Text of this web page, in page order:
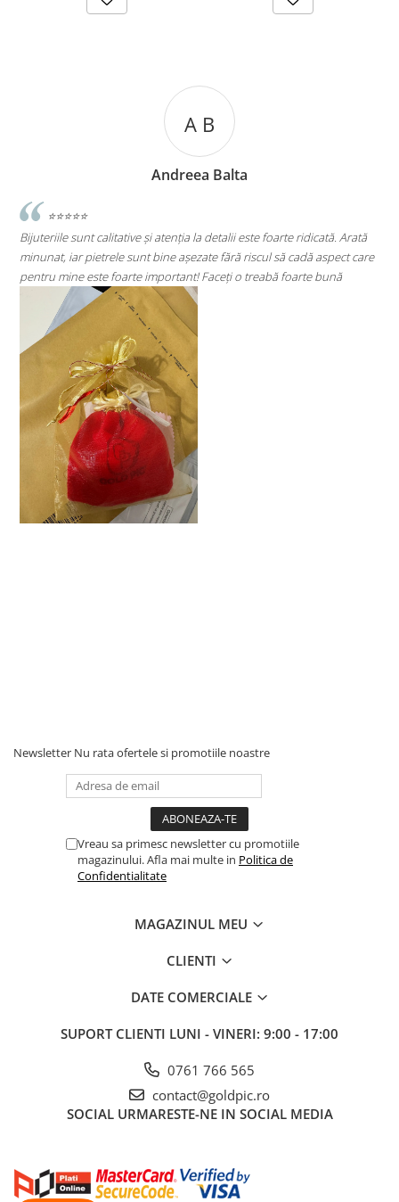
A B
Andreea Balta
⭐⭐⭐⭐⭐
Bijuteriile sunt calitative și atenția la detalii este foarte ridicată. Arată
minunat, iar pietrele sunt bine așezate fără riscul să cadă aspect care
pentru mine este foarte important! Faceți o treabă foarte bună
Newsletter Nu rata ofertele si promotiile noastre
Vreau sa primesc newsletter cu promotiile
magazinului. Afla mai multe in Politica de
Confidentialitate
MAGAZINUL MEU
CLIENTI
DATE COMERCIALE
SUPORT CLIENTI LUNI - VINERI: 9:00 - 17:00
0761 766 565
contact@goldpic.ro
SOCIAL URMARESTE-NE IN SOCIAL MEDIA